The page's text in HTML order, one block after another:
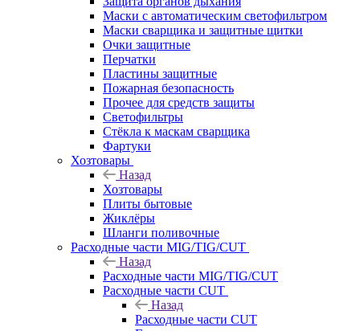
Маски с автоматическим светофильтром
Маски сварщика и защитные щитки
Очки защитные
Перчатки
Пластины защитные
Пожарная безопасность
Прочее для средств защиты
Светофильтры
Стёкла к маскам сварщика
Фартуки
Хозтовары
Назад
Хозтовары
Плиты бытовые
Жиклёры
Шланги поливочные
Расходные части MIG/TIG/CUT
Назад
Расходные части MIG/TIG/CUT
Расходные части CUT
Назад
Расходные части CUT